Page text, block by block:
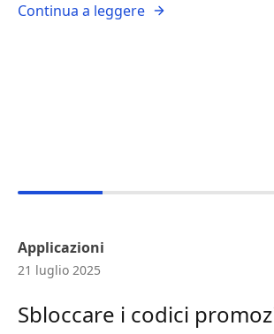
Continua a leggere
Applicazioni
21 luglio 2025
Sbloccare i codici